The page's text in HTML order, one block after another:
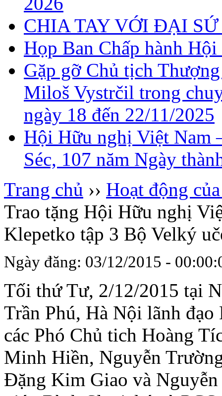
CHIA TAY VỚI ĐẠI
Họp Ban Chấp hành
Gặp gỡ Chủ tịch
Miloš Vystrčil trong
ngày 18 đến 22/11/2025
Hội Hữu nghị Việt Nam
Séc, 107 năm Ngày
Trang chủ ›› Hoạt động
Trao tặng Hội Hữu nghị
Klepetko tập 3 Bộ Velký
Ngày đăng: 03/12/2015 -
Tối thứ Tư, 2/12/2015 tại
Trần Phú, Hà Nội lãnh
các Phó Chủ tich Hoàng
Minh Hiền, Nguyễn
Đặng Kim Giao và